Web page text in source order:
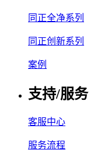
同正全净系列
同正创新系列
案例
支持/服务
客服中心
服务流程